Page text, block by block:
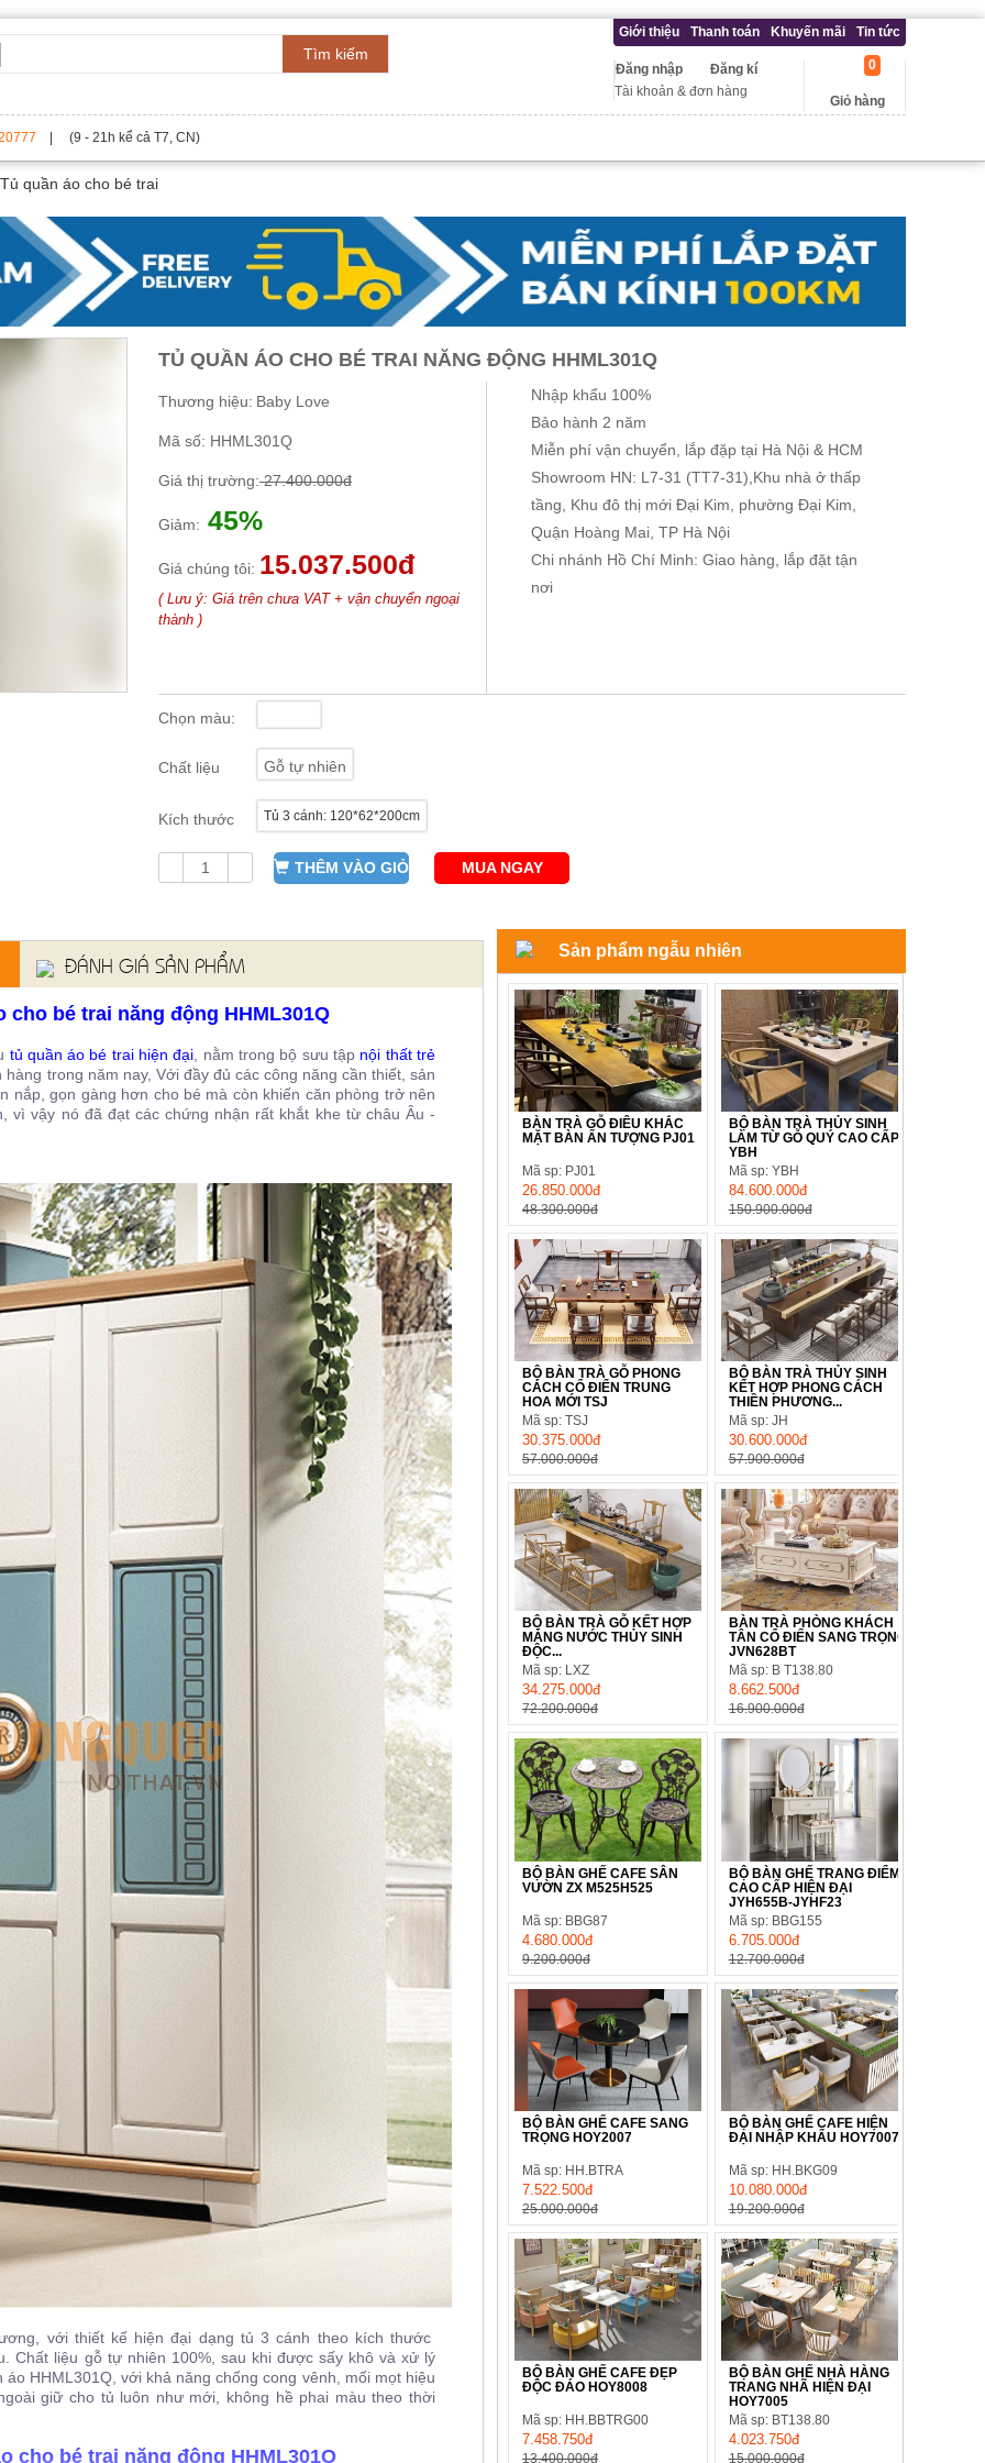
Tìm kiếm
Giới thiệu Thanh toán Khuyến mãi Tin tức
Đăng kí
Đăng nhập
Tài khoản & đơn hàng
Giỏ hàng
0
| (9 - 21h kể cả T7, CN)
Tủ quần áo cho bé trai
TỦ QUẦN ÁO CHO BÉ TRAI NĂNG ĐỘNG HHML301Q
Thương hiệu: Baby Love
Mã số: HHML301Q
Giá thị trường:27.400.000đ
Giảm: 45%
Giá chúng tôi: 15.037.500đ
( Lưu ý: Giá trên chưa VAT + vận chuyển ngoại
thành )
Nhập khẩu 100%
Bảo hành 2 năm
Miễn phí vận chuyển, lắp đặp tại Hà Nội & HCM
Showroom HN: L7-31 (TT7-31),Khu nhà ở thấp
tầng, Khu đô thị mới Đại Kim, phường Đại Kim,
Quận Hoàng Mai, TP Hà Nội
Chi nhánh Hồ Chí Minh: Giao hàng, lắp đặt tận
nơi
Chọn màu:
Chất liệu Gỗ tự nhiên
Kích thước Tủ 3 cánh: 120*62*200cm
THÊM VÀO GIỎ MUA NGAY
ĐÁNH GIÁ SẢN PHẨM
bé trai năng động HHML301Q
tủ quần áo bé trai hiện đại , nằm trong bộ sưu tập nội thất trẻ
trong năm nay, Với đầy đủ các công năng cần thiết, sản
nắp, gọn gàng hơn cho bé mà còn khiến căn phòng trở nên
vì vậy nó đã đạt các chứng nhận rất khắt khe từ châu Âu -
với thiết kế hiện đại dạng tủ 3 cánh theo kích thước
Chất liệu gỗ tự nhiên 100%, sau khi được sấy khô và xử lý
HHML301Q, với khả năng chống cong vênh, mối mọt hiệu
giữ cho tủ luôn như mới, không hề phai màu theo thời
cho bé trai năng động HHML301Q
Sản phẩm ngẫu nhiên
BÀN TRÀ GỖ ĐIÊU KHẮC
MẶT BÀN ẤN TƯỢNG PJ01
Mã sp: PJ01
26.850.000đ
48.300.000đ
BỘ BÀN TRÀ THỦY SINH
LÀM TỪ GỖ QUÝ CAO CẤP
YBH
Mã sp: YBH
84.600.000đ
150.900.000đ
BỘ BÀN TRÀ GỖ PHONG
CÁCH CỔ ĐIỂN TRUNG
HOA MỚI TSJ
Mã sp: TSJ
30.375.000đ
57.000.000đ
BỘ BÀN TRÀ THỦY SINH
KẾT HỢP PHONG CÁCH
THIỀN PHƯƠNG...
Mã sp: JH
30.600.000đ
57.900.000đ
BỘ BÀN TRÀ GỖ KẾT HỢP
MÁNG NƯỚC THỦY SINH
ĐỘC...
Mã sp: LXZ
34.275.000đ
72.200.000đ
BÀN TRÀ PHÒNG KHÁCH
TÂN CỔ ĐIỂN SANG TRỌNG
JVN628BT
Mã sp: B T138.80
8.662.500đ
16.900.000đ
BỘ BÀN GHẾ CAFE SÂN
VƯỜN ZX M525H525
Mã sp: BBG87
4.680.000đ
9.200.000đ
BỘ BÀN GHẾ TRANG ĐIỂM
CAO CẤP HIỆN ĐẠI
JYH655B-JYHF23
Mã sp: BBG155
6.705.000đ
12.700.000đ
BỘ BÀN GHẾ CAFE SANG
TRỌNG HOY2007
Mã sp: HH.BTRA
7.522.500đ
25.000.000đ
BỘ BÀN GHẾ CAFE HIỆN
ĐẠI NHẬP KHẨU HOY7007
Mã sp: HH.BKG09
10.080.000đ
19.200.000đ
BỘ BÀN GHẾ CAFE ĐẸP
ĐỘC ĐÁO HOY8008
Mã sp: HH.BBTRG00
7.458.750đ
13.400.000đ
BỘ BÀN GHẾ NHÀ HÀNG
TRANG NHÃ HIỆN ĐẠI
HOY7005
Mã sp: BT138.80
4.023.750đ
15.000.000đ